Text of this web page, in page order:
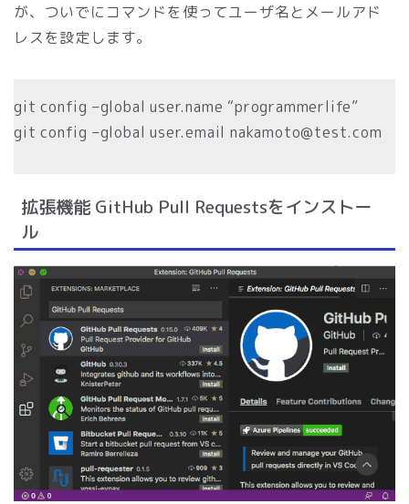
が、ついでにコマンドを使ってユーザ名とメールアド
レスを設定します。
git config –global user.name “programmerlife”
git config –global user.email nakamoto@test.com
拡張機能 GitHub Pull Requestsをインストー
ル